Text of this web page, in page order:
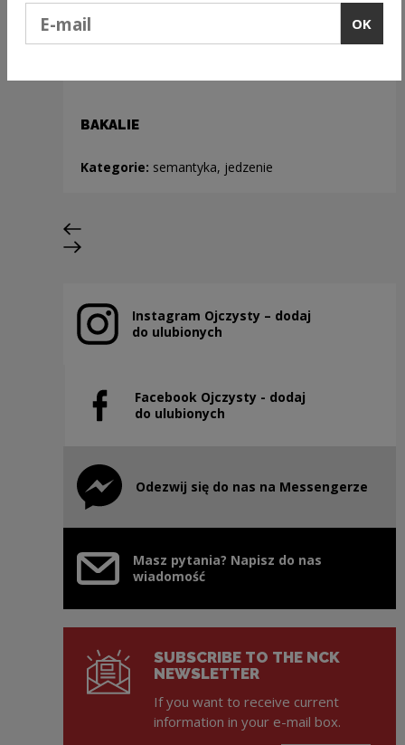
BAKALIE
Kategorie: semantyka, jedzenie
Previous slide
Next slide
Instagram Ojczysty – dodaj
do ulubionych
Note, the link will open in a new window
Facebook Ojczysty - dodaj
do ulubionych
Note, the link will open in a new window
Odezwij się do nas na Messengerze
Note, the link will open in a new window
Masz pytania? Napisz do nas
wiadomość
SUBSCRIBE TO THE NCK
NEWSLETTER
If you want to receive current
information in your e-mail box.
OK